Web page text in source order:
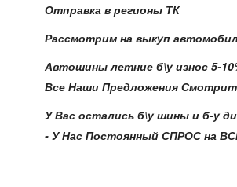
Отправка в регионы ТК
Рассмотрим на выкуп
Автошины летние б\у износ 5-
Все Наши Предложения
У Вас остались б\у шины и б-у
- У Нас Постоянный СПРОС на